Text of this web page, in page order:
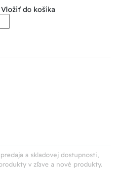
Vložiť do košíka
a skladovej dostupnosti,
v zľave a nové produkty.